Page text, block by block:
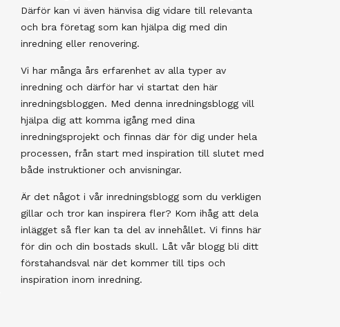
Därför kan vi även hänvisa dig vidare till relevanta
och bra företag som kan hjälpa dig med din
inredning eller renovering.
Vi har många års erfarenhet av alla typer av
inredning och därför har vi startat den här
inredningsbloggen. Med denna inredningsblogg vill
hjälpa dig att komma igång med dina
inredningsprojekt och finnas där för dig under hela
processen, från start med inspiration till slutet med
både instruktioner och anvisningar.
Är det något i vår inredningsblogg som du verkligen
gillar och tror kan inspirera fler? Kom ihåg att dela
inlägget så fler kan ta del av innehållet. Vi finns här
för din och din bostads skull. Låt vår blogg bli ditt
förstahandsval när det kommer till tips och
inspiration inom inredning.